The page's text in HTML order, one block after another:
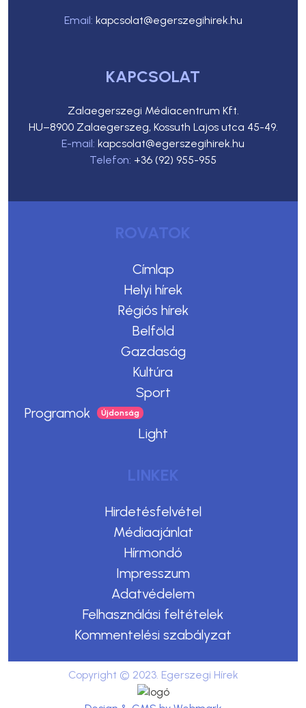
Email: kapcsolat@egerszegihirek.hu
KAPCSOLAT
Zalaegerszegi Médiacentrum Kft.
HU–8900 Zalaegerszeg, Kossuth Lajos utca 45-49.
E-mail: kapcsolat@egerszegihirek.hu
Telefon: +36 (92) 955-955
ROVATOK
Címlap
Helyi hírek
Régiós hírek
Belföld
Gazdaság
Kultúra
Sport
Programok
Light
LINKEK
Hirdetésfelvétel
Médiaajánlat
Hírmondó
Impresszum
Adatvédelem
Felhasználási feltételek
Kommentelési szabályzat
Copyright © 2023. Egerszegi Hírek